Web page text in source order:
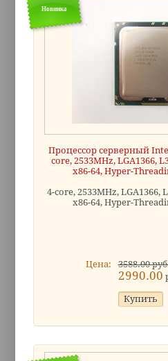
Новинка
Процессор серверный
core, 2533MHz, LGA1366,
x86-64, Hyper-
4-core, 2533MHz, LGA1366,
x86-64, Hyper-
Цена: 3588.00
2990.00